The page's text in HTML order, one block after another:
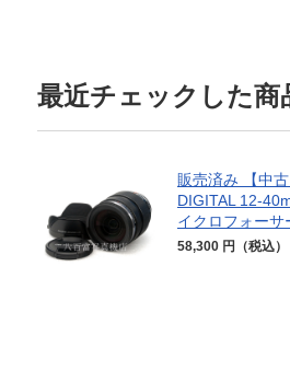
最近チェックした商
販売済み 【中
DIGITAL 12-
イクロフォー
58,300 円（税込）